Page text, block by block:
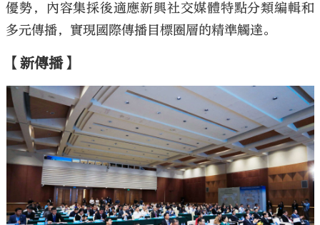
優勢，內容集採後適應新興社交媒體特點分類編輯和
多元傳播，實現國際傳播目標圈層的精準觸達。
【新傳播】